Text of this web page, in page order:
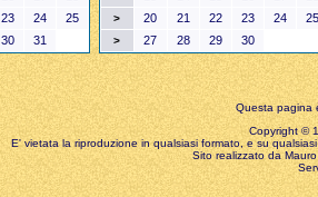
23 24 25
30 31
> 20 21 22 23 24 25
> 27 28 29 30
Questa pagina
Copyright ©
E' vietata la riproduzione in qualsiasi formato, e su
Sito realizzato da